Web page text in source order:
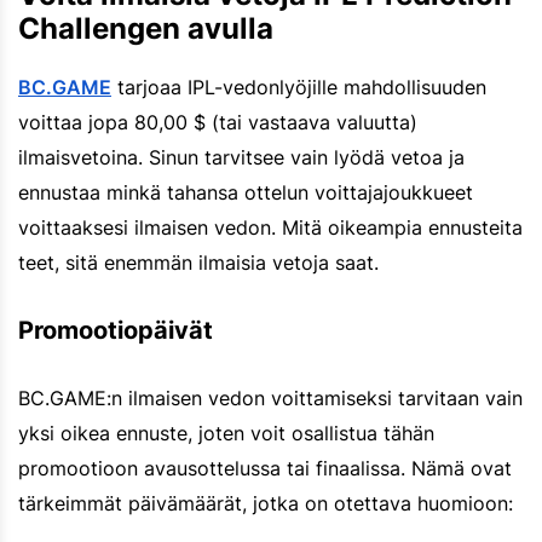
Challengen avulla
BC.GAME tarjoaa IPL-vedonlyöjille mahdollisuuden
voittaa jopa 80,00 $ (tai vastaava valuutta)
ilmaisvetoina. Sinun tarvitsee vain lyödä vetoa ja
ennustaa minkä tahansa ottelun voittajajoukkueet
voittaaksesi ilmaisen vedon. Mitä oikeampia ennusteita
teet, sitä enemmän ilmaisia vetoja saat.
Promootiopäivät
BC.GAME:n ilmaisen vedon voittamiseksi tarvitaan vain
yksi oikea ennuste, joten voit osallistua tähän
promootioon avausottelussa tai finaalissa. Nämä ovat
tärkeimmät päivämäärät, jotka on otettava huomioon: